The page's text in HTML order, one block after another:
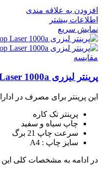
افزودن به علاقه مندی
اطلاعات بیشتر
نمایش سریع
مقايسه
پرینتر لیزری HP Neverstop Laser 1000a
این پرینتر برای مصرف در
پرینتر تک کاره
چاپ سیاه و سفید
سرعت چاپ 21 برگ
سایز چاپ : A4
در ادامه به مشخصات کلی این